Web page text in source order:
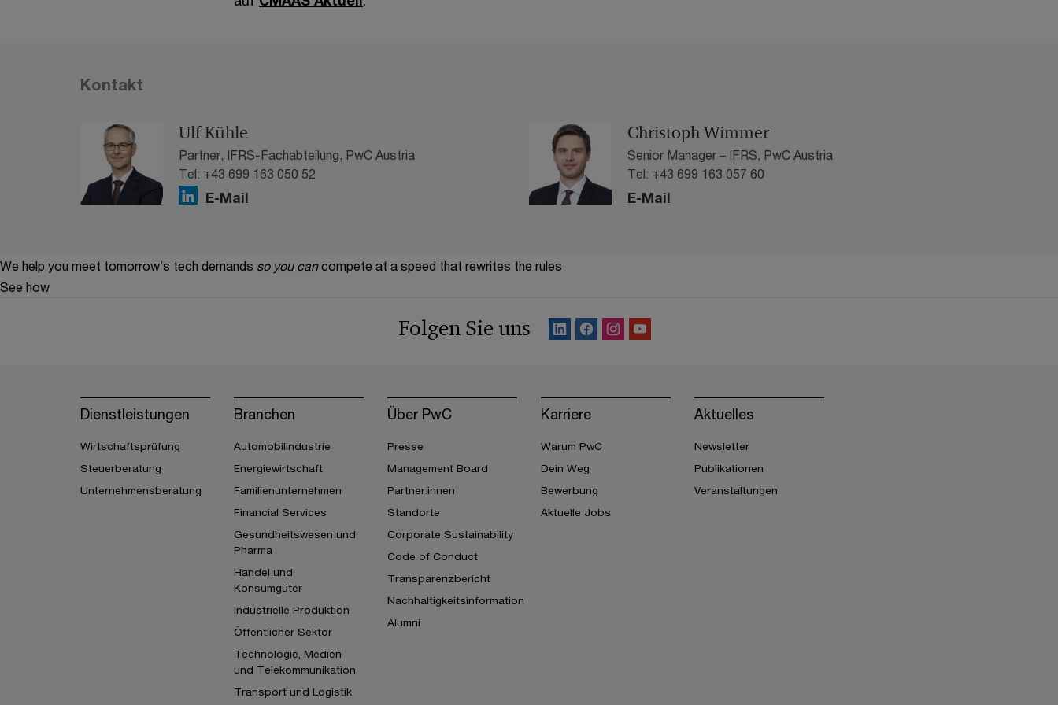
Kontakt
Ulf Kühle
Partner, IFRS-Fachabteilung, PwC Austria
Tel: +43 699 163 050 52
E-Mail
Christoph Wimmer
Senior Manager – IFRS, PwC Austria
Tel: +43 699 163 057 60
E-Mail
We help you meet tomorrow’s tech demands so you can compete at a speed that rewrites the rules
See how
Folgen Sie uns
Dienstleistungen
Wirtschaftsprüfung
Steuerberatung
Unternehmensberatung
Branchen
Automobilindustrie
Energiewirtschaft
Familienunternehmen
Financial Services
Gesundheitswesen und
Pharma
Handel und
Konsumgüter
Industrielle Produktion
Öffentlicher Sektor
Technologie, Medien
und Telekommunikation
Transport und Logistik
Über PwC
Presse
Management Board
Partner:innen
Standorte
Corporate Sustainability
Code of Conduct
Transparenzbericht
Nachhaltigkeitsinformation
Alumni
Karriere
Warum PwC
Dein Weg
Bewerbung
Aktuelle Jobs
Aktuelles
Newsletter
Publikationen
Veranstaltungen